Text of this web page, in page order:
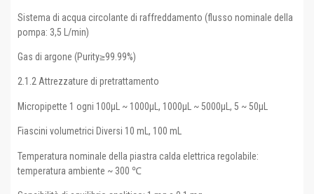
Sistema di acqua circolante di raffreddamento (flusso nominale della
pompa: 3,5 L/min)
Gas di argone (Purity≥99.99%)
2.1.2 Attrezzature di pretrattamento
Micropipette 1 ogni 100μL ~ 1000μL, 1000μL ~ 5000μL, 5 ~ 50μL
Fiascini volumetrici Diversi 10 mL, 100 mL
Temperatura nominale della piastra calda elettrica regolabile:
temperatura ambiente ~ 300 ℃